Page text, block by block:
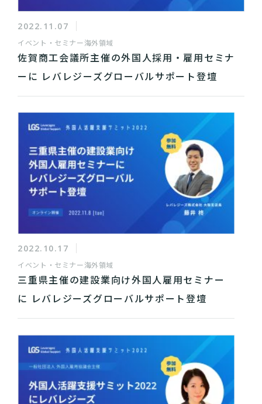
2022.11.07
イベント・セミナー海外領域
佐賀商工会議所主催の外国人採用・雇用セミナ
ーに レバレジーズグローバルサポート登壇
2022.10.17
イベント・セミナー海外領域
三重県主催の建設業向け外国人雇用セミナー
に レバレジーズグローバルサポート登壇